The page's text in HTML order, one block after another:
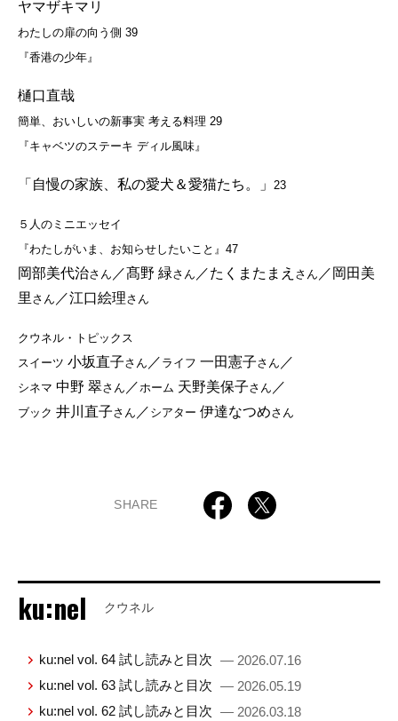
ヤマザキマリ
わたしの扉の向う側 39
『香港の少年』
樋口直哉
簡単、おいしいの新事実 考える料理 29
『キャベツのステーキ ディル風味』
「自慢の家族、私の愛犬＆愛猫たち。」 23
５人のミニエッセイ
『わたしがいま、お知らせしたいこと』47
岡部美代治さん ／髙野 緑さん ／たくまたまえ さん ／岡田美
里 さん ／江口絵理さん
クウネル・トピックス
スイーツ 小坂直子さん ／ ライフ 一田憲子さん ／
シネマ 中野 翠さん ／ ホーム 天野美保子さん ／
ブック 井川直子さん ／ シアター 伊達なつめさん
SHARE
ku:nel クウネル
ku:nel vol. 64 試し読みと目次 — 2026.07.16
ku:nel vol. 63 試し読みと目次 — 2026.05.19
ku:nel vol. 62 試し読みと目次 — 2026.03.18